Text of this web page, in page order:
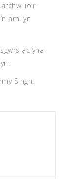
aml yn
ac yna
Singh.